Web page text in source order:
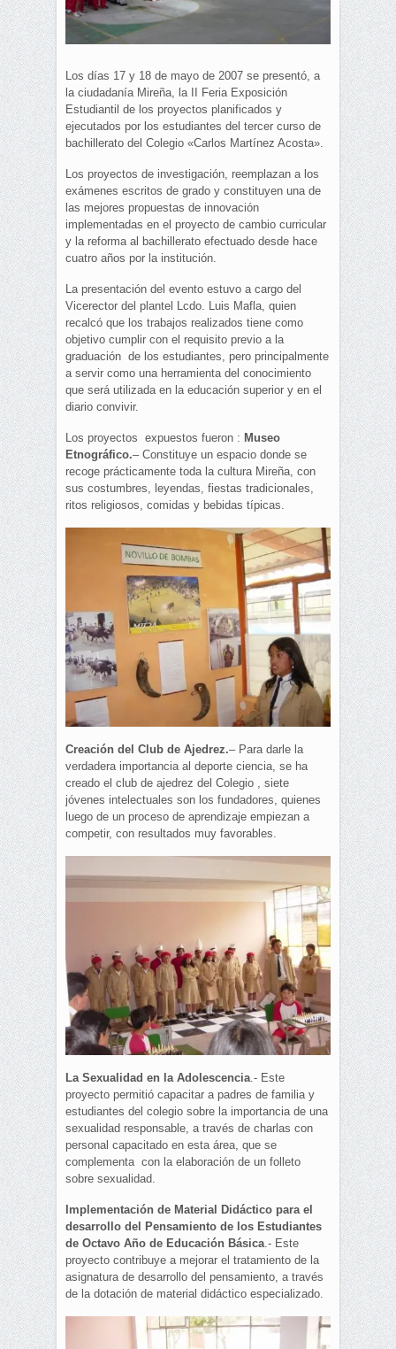
Los días 17 y 18 de mayo de 2007 se presentó, a
la ciudadanía Mireña, la II Feria Exposición
Estudiantil de los proyectos planificados y
ejecutados por los estudiantes del tercer curso de
bachillerato del Colegio «Carlos Martínez Acosta».
Los proyectos de investigación, reemplazan a los
exámenes escritos de grado y constituyen una de
las mejores propuestas de innovación
implementadas en el proyecto de cambio curricular
y la reforma al bachillerato efectuado desde hace
cuatro años por la institución.
La presentación del evento estuvo a cargo del
Vicerector del plantel Lcdo. Luis Mafla, quien
recalcó que los trabajos realizados tiene como
objetivo cumplir con el requisito previo a la
graduación de los estudiantes, pero principalmente
a servir como una herramienta del conocimiento
que será utilizada en la educación superior y en el
diario convivir.
Los proyectos expuestos fueron : Museo
Etnográfico.– Constituye un espacio donde se
recoge prácticamente toda la cultura Mireña, con
sus costumbres, leyendas, fiestas tradicionales,
ritos religiosos, comidas y bebidas típicas.
Creación del Club de Ajedrez.– Para darle la
verdadera importancia al deporte ciencia, se ha
creado el club de ajedrez del Colegio , siete
jóvenes intelectuales son los fundadores, quienes
luego de un proceso de aprendizaje empiezan a
competir, con resultados muy favorables.
La Sexualidad en la Adolescencia.- Este
proyecto permitió capacitar a padres de familia y
estudiantes del colegio sobre la importancia de una
sexualidad responsable, a través de charlas con
personal capacitado en esta área, que se
complementa con la elaboración de un folleto
sobre sexualidad.
Implementación de Material Didáctico para el
desarrollo del Pensamiento de los Estudiantes
de Octavo Año de Educación Básica.- Este
proyecto contribuye a mejorar el tratamiento de la
asignatura de desarrollo del pensamiento, a través
de la dotación de material didáctico especializado.